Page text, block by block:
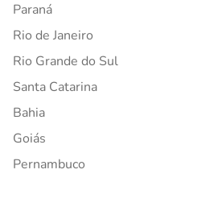
Paraná
Rio de Janeiro
Rio Grande do Sul
Santa Catarina
Bahia
Goiás
Pernambuco